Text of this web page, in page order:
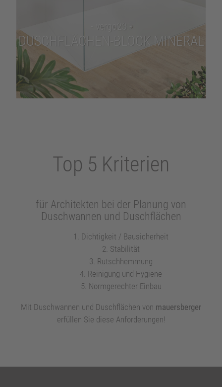
- vergo23 -
DUSCHFLÄCHEN-BLOCK MINERAL
Top 5 Kriterien
für Architekten bei der Planung von
Duschwannen und Duschflächen
Dichtigkeit / Bausicherheit
Stabilität
Rutschhemmung
Reinigung und Hygiene
Normgerechter Einbau
Mit Duschwannen und Duschflächen von mauersberger
erfüllen Sie diese Anforderungen!